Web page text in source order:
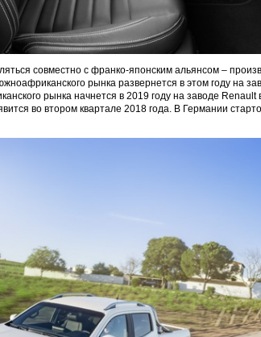
совместно с франко-японским альянсом –
рынка развернется в этом году на
рынка начнется в 2019 году на заводе Renault
во втором квартале 2018 года. В Германии